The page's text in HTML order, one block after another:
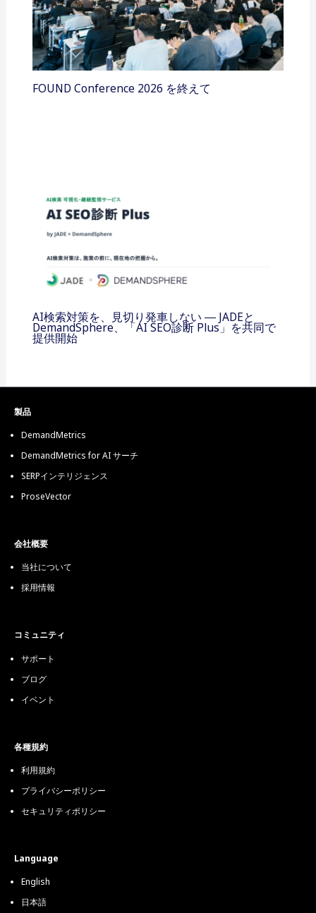
FOUND Conference 2026 を終えて
AI検索対策を、見切り発車しない ― JADEと
DemandSphere、「AI SEO診断 Plus」を共同で
提供開始
製品
DemandMetrics
DemandMetrics for AI サーチ
SERPインテリジェンス
ProseVector
会社概要
当社について
採用情報
コミュニティ
サポート
ブログ
イベント
各種規約
利用規約
プライバシーポリシー
セキュリティポリシー
Language
English
日本語